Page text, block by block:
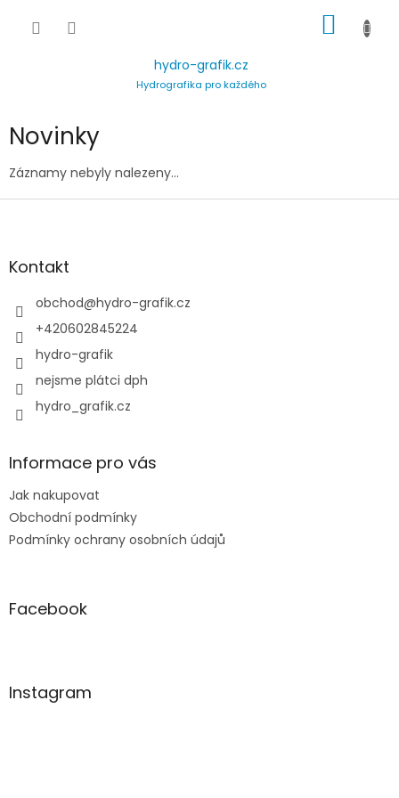
hydro-grafik.cz
Hydrografika pro každého
KOŠÍK
Novinky
Záznamy nebyly nalezeny...
Z
aKontakt
obchod@hydro-grafik.cz
+420602845224
hydro-grafik
nejsme plátci dph
hydro_grafik.cz
Informace pro vás
Jak nakupovat
Obchodní podmínky
Podmínky ochrany osobních údajů
Facebook
Instagram